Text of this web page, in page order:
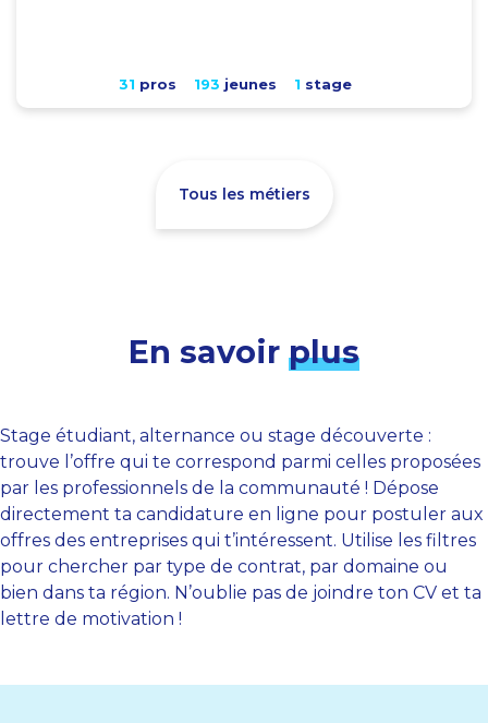
31 pros 193 jeunes 1 stage
Tous les métiers
En savoir plus
Stage étudiant, alternance ou stage découverte :
trouve l’offre qui te correspond parmi celles proposées
par les professionnels de la communauté ! Dépose
directement ta candidature en ligne pour postuler aux
offres des entreprises qui t’intéressent. Utilise les filtres
pour chercher par type de contrat, par domaine ou
bien dans ta région. N’oublie pas de joindre ton CV et ta
lettre de motivation !